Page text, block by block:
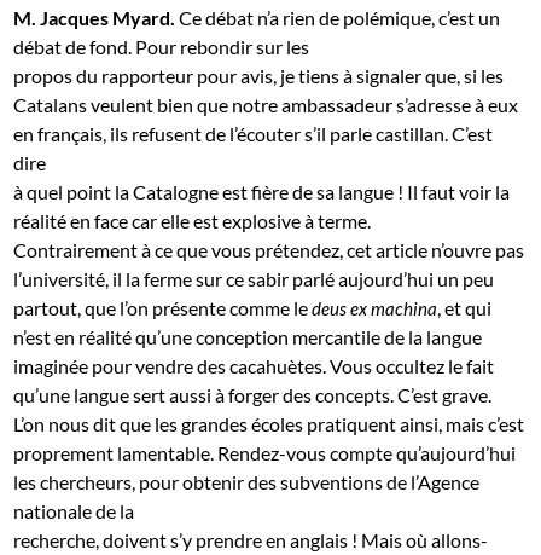
M. Jacques Myard. Ce débat n’a rien de polémique, c’est un
débat de fond. Pour rebondir sur les
propos du rapporteur pour avis, je tiens à signaler que, si les
Catalans veulent bien que notre ambassadeur s’adresse à eux
en français, ils refusent de l’écouter s’il parle castillan. C’est
dire
à quel point la Catalogne est fière de sa langue ! Il faut voir la
réalité en face car elle est explosive à terme.
Contrairement à ce que vous prétendez, cet article n’ouvre pas
l’université, il la ferme sur ce sabir parlé aujourd’hui un peu
partout, que l’on présente comme ledeus ex machina, et qui
n’est en réalité qu’une conception mercantile de la langue
imaginée pour vendre des cacahuètes. Vous occultez le fait
qu’une langue sert aussi à forger des concepts. C’est grave.
L’on nous dit que les grandes écoles pratiquent ainsi, mais c’est
proprement lamentable. Rendez-vous compte qu’aujourd’hui
les chercheurs, pour obtenir des subventions de l’Agence
nationale de la
recherche, doivent s’y prendre en anglais ! Mais où allons-